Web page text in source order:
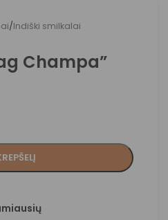
/Indiški smilkalai
Champa”